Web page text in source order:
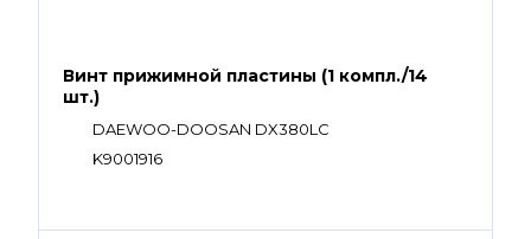
Винт прижимной пластины (1 компл./14
шт.)
DAEWOO-DOOSAN DX380LC
K9001916